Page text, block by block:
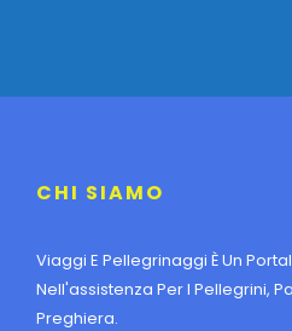
CHI SIAMO
Viaggi E Pellegrinaggi È Un
Nell'assistenza Per I Pellegrini,
Preghiera.